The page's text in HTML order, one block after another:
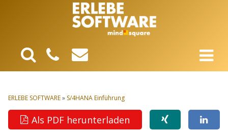
ERLEBE SOFTWARE» S/4HANA Einführung
Als PDF herunterladen